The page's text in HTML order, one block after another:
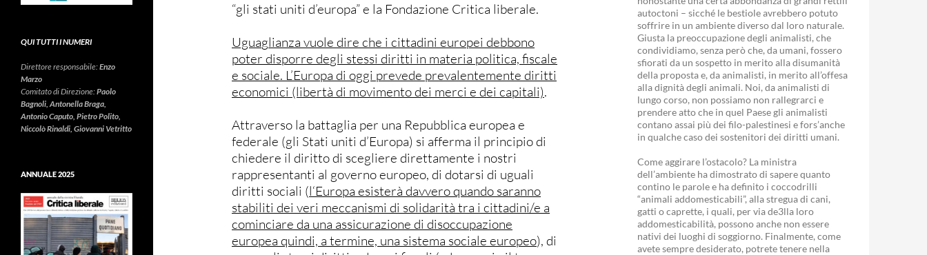
“gli stati uniti d’europa” e la Fondazione Critica liberale.
Uguaglianza vuole dire che i cittadini europei debbono
poter disporre degli stessi diritti in materia politica, fiscale
e sociale. L’Europa di oggi prevede prevalentemente diritti
economici (libertà di movimento dei merci e dei capitali).
Attraverso la battaglia per una Repubblica europea e
federale (gli Stati uniti d’Europa) si afferma il principio di
chiedere il diritto di scegliere direttamente i nostri
rappresentanti al governo europeo, di dotarsi di uguali
diritti sociali (l‘Europa esisterà davvero quando saranno
stabiliti dei veri meccanismi di solidarità tra i cittadini/e a
cominciare da una assicurazione di disoccupazione
europea quindi, a termine, una sistema sociale europeo), di
autoctoni – sicché le bestiole avrebbero potuto
soffrire in un ambiente diverso dal loro naturale.
Giusta la preoccupazione degli animalisti, che
condividiamo, senza però che, da umani, fossero
sfiorati da un sospetto in merito alla disumanità
della proposta e, da animalisti, in merito all’offesa
alla dignità degli animali. Noi, da animalisti di
lungo corso, non possiamo non rallegrarci e
prendere atto che in quel Paese gli animalisti
contano assai più dei filo-palestinesi e fors’anche
in qualche caso dei sostenitori dei diritti umani.
Come aggirare l’ostacolo? La ministra
dell’ambiente ha dimostrato di sapere quanto
contino le parole e ha definito i coccodrilli
“animali addomesticabili”, alla stregua di cani,
gatti o caprette, i quali, per via de3lla loro
addomesticabilità, possono anche non essere
nativi dei luoghi di soggiorno. Finalmente, come
avete sempre desiderato, potrete tenere nella
QUI TUTTI I NUMERI
Direttore responsabile:Enzo
Marzo
Comitato di Direzione:Paolo
Bagnoli, Antonella Braga,
Antonio Caputo, Pietro Polito,
Niccolò Rinaldi, Giovanni Vetritto
ANNUALE 2025